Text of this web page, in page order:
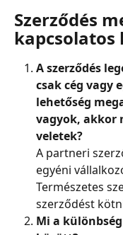
Szerződés
kapcsolatos
A szerződés
csak cég vagy
lehetőség
vagyok, akkor
veletek?
A partneri
egyéni
Természetes
szerződést
Mi a